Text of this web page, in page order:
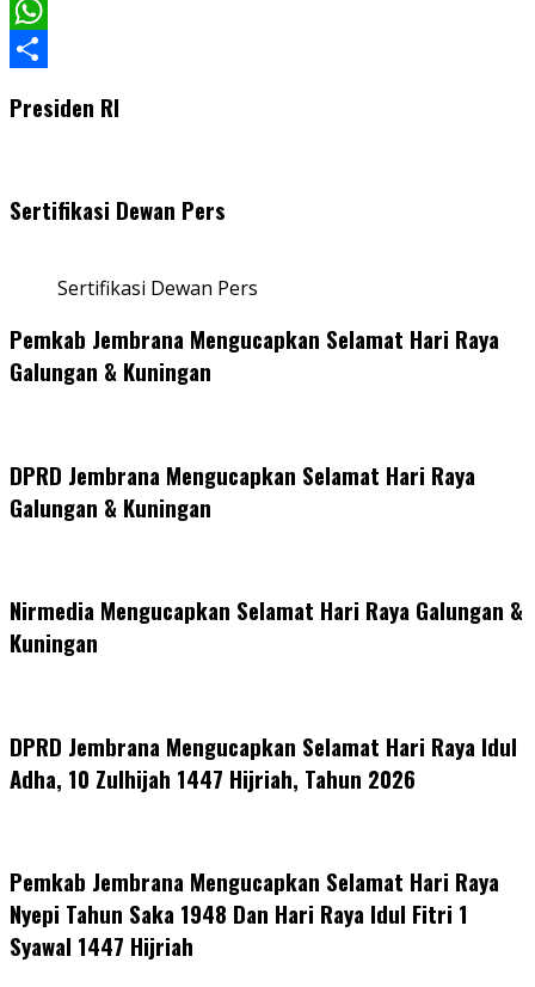
Facebook
WhatsApp
Presiden RI
Sertifikasi Dewan Pers
Sertifikasi Dewan Pers
Pemkab Jembrana Mengucapkan Selamat Hari Raya
Galungan & Kuningan
DPRD Jembrana Mengucapkan Selamat Hari Raya
Galungan & Kuningan
Nirmedia Mengucapkan Selamat Hari Raya Galungan &
Kuningan
DPRD Jembrana Mengucapkan Selamat Hari Raya Idul
Adha, 10 Zulhijah 1447 Hijriah, Tahun 2026
Pemkab Jembrana Mengucapkan Selamat Hari Raya
Nyepi Tahun Saka 1948 Dan Hari Raya Idul Fitri 1
Syawal 1447 Hijriah